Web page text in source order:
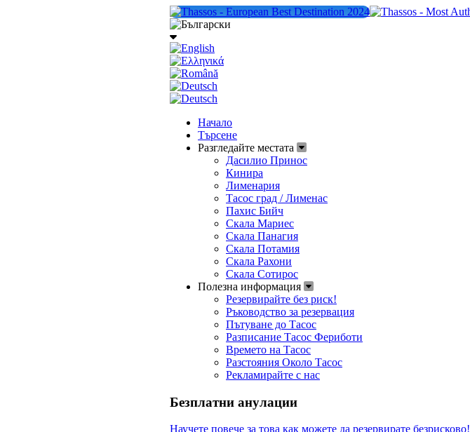
Начало
Търсене
Разгледайте местата
Дасилио Принос
Кинира
Лименария
Тасос град / Лименас
Пахис Бийч
Скала Мариес
Скала Панагия
Скала Потамия
Скала Рахони
Скала Сотирос
Полезна информация
Резервирайте без риск!
Ръководство за резервация
Пътуване до Тасос
Разписание Тасос Фериботи
Времето на Тасос
Разстояния Около Тасос
Рекламирайте с нас
Безплатни анулации
Научете повече за това как можете да резервирате безрисково!